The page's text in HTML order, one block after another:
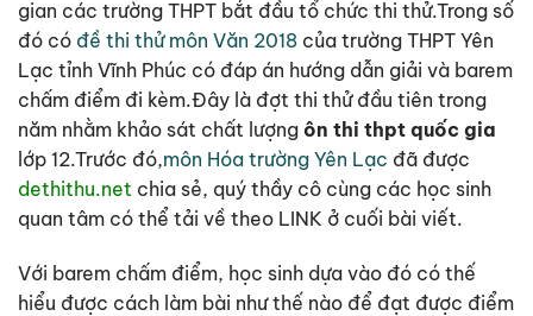
gian các trường THPT bắt đầu tổ chức thi thử.Trong số
đó có đề thi thử môn Văn 2018 của trường THPT Yên
Lạc tỉnh Vĩnh Phúc có đáp án hướng dẫn giải và barem
chấm điểm đi kèm.Đây là đợt thi thử đầu tiên trong
năm nhằm khảo sát chất lượng ôn thi thpt quốc gia
lớp 12.Trước đó,môn Hóa trường Yên Lạc đã được
dethithu.net chia sẻ, quý thầy cô cùng các học sinh
quan tâm có thể tải về theo LINK ở cuối bài viết.
Với barem chấm điểm, học sinh dựa vào đó có thế
hiểu được cách làm bài như thế nào để đạt được điểm